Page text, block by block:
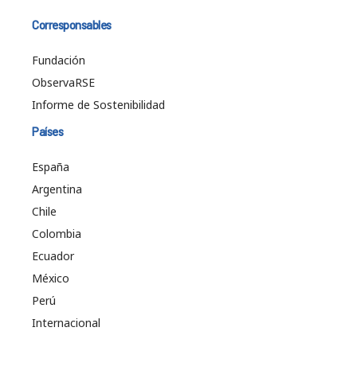
Corresponsables
Fundación
ObservaRSE
Informe de Sostenibilidad
Países
España
Argentina
Chile
Colombia
Ecuador
México
Perú
Internacional